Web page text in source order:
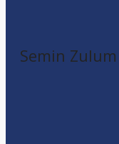
Semin